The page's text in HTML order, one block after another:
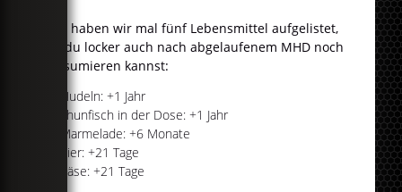
Hier haben wir mal fünf Lebensmittel aufgelistet,
die du locker auch nach abgelaufenem MHD noch
konsumieren kannst:
Nudeln: +1 Jahr
Thunfisch in der Dose: +1 Jahr
Marmelade: +6 Monate
Eier: +21 Tage
Käse: +21 Tage